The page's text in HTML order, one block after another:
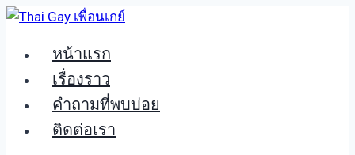
Skip
content หน้าแรก
เรื่องราว
คำถามที่พบบ่อย
ติดต่อเรา